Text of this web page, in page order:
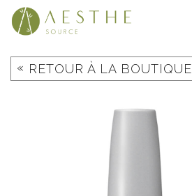
Aller
« RETOUR À LA BOUTIQUE